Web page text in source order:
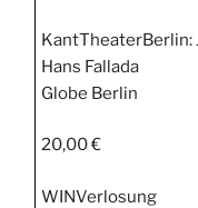
KantTheaterBerlin:
Hans Fallada
Globe Berlin
20,00 €
WINVerlosung